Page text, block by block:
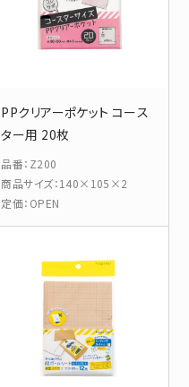
PPクリアーポケット コース
ター用 20枚
品番： Z200
商品サイズ：140×105×2
定価： OPEN